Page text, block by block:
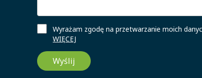
Wyrażam zgodę na przetwarzanie moich
WIĘCEJ
Wyślij